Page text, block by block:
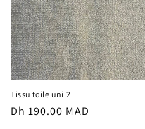
Tissu toile uni 2
Prix
Dh 190.00 MAD